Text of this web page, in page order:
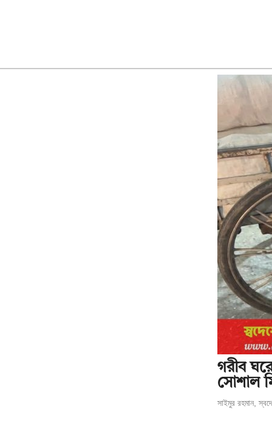
গরীব
সোশাল
সাইমুর রহমান,